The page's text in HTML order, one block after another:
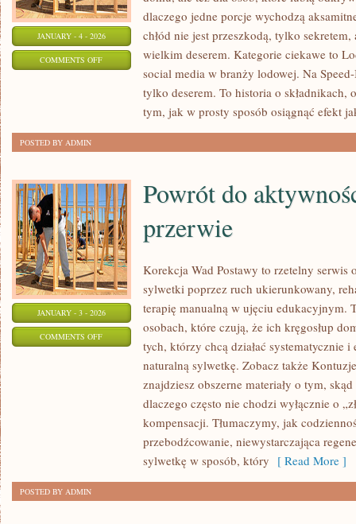
JANUARY - 4 - 2026
COMMENTS OFFON
CIEKAWOSTKI
dlaczego jedne porcje wychodzą
chłód nie jest przeszkodą, tylko
wielkim deserem. Kategorie ciekawe to
social media w branży lodowej. Na
tylko deserem. To historia o składnikach,
tym, jak w prosty sposób osiągnąć efekt
POSTED BY ADMIN
JANUARY - 3 - 2026
COMMENTS OFFON
Powrót do
przerwie
Korekcja Wad Postawy to rzetelny serwis
sylwetki poprzez ruch ukierunkowany,
terapię manualną w ujęciu edukacyjnym.
osobach, które czują, że ich kręgosłup
tych, którzy chcą działać systematycznie
naturalną sylwetkę. Zobacz także
znajdziesz obszerne materiały o tym,
dlaczego często nie chodzi wyłącznie o
kompensacji. Tłumaczymy, jak
przebodźcowanie, niewystarczająca
sylwetkę w sposób, który [ Read More ]
POSTED BY ADMIN